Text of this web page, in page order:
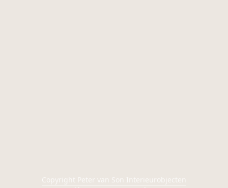
Copyright Peter van Son Interieurobjecten